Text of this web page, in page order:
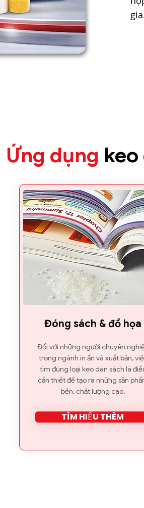
Ứng dụng keo
Đóng sách & đồ họa
Đối với những người chuyên
trong ngành in ấn và xuất bản,
tìm đúng loại keo dán sách là
cần thiết để tạo ra những sản
bền, chất lượng cao.
TÌM HIỂU THÊM